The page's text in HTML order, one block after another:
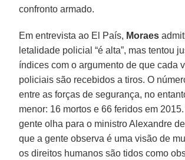
confronto armado.
Em entrevista ao El País, Moraes
letalidade policial “é alta”, mas tentou
índices com o argumento de que cada
policiais são recebidos a tiros. O
entre as forças de segurança, no
menor: 16 mortos e 66 feridos em 2015.
gente olha para o ministro Alexandre
que a gente observa é uma visão de
os direitos humanos são tidos como